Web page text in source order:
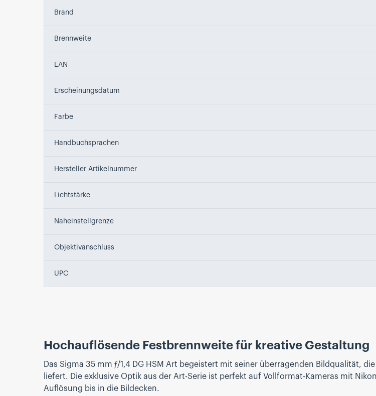
Brand
Brennweite
EAN
Erscheinungsdatum
Farbe
Handbuchsprachen
Hersteller Artikelnummer
Lichtstärke
Naheinstellgrenze
Objektivanschluss
UPC
Hochauflösende Festbrennweite für kreative Gestaltung
Das Sigma 35 mm ƒ/1,4 DG HSM Art begeistert mit seiner überragenden Bildqualität,
liefert. Die exklusive Optik aus der Art-Serie ist perfekt auf Vollformat-Kameras mit
Auflösung bis in die Bildecken.